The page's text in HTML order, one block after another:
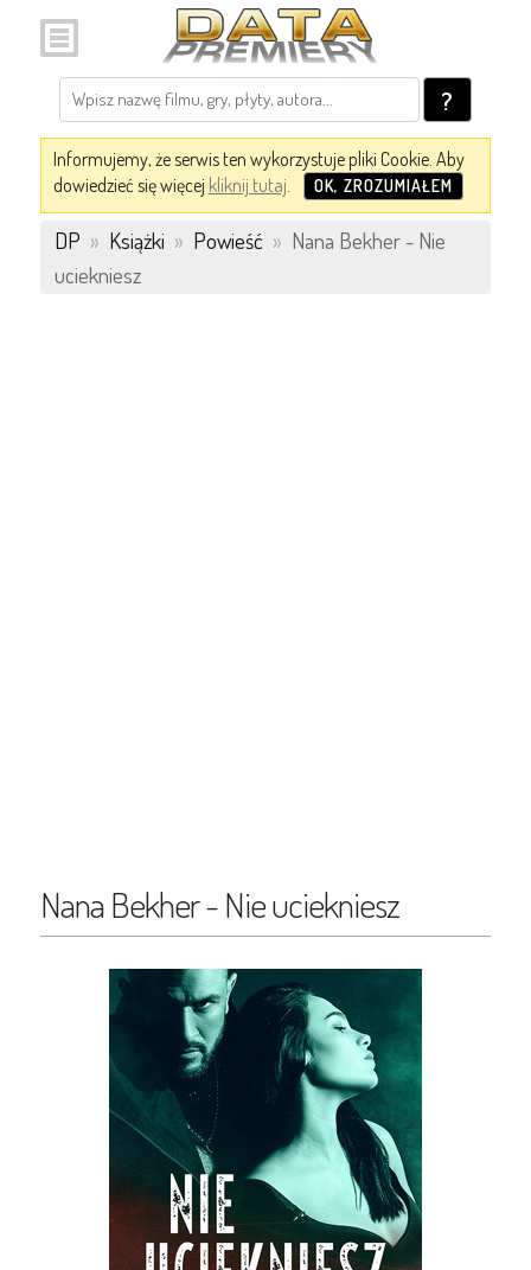
?
Informujemy, że serwis ten wykorzystuje pliki Cookie. Aby
dowiedzieć się więcej kliknij tutaj. OK, ZROZUMIAŁEM
DP » Książki » Powieść » Nana Bekher - Nie
uciekniesz
Nana Bekher - Nie uciekniesz